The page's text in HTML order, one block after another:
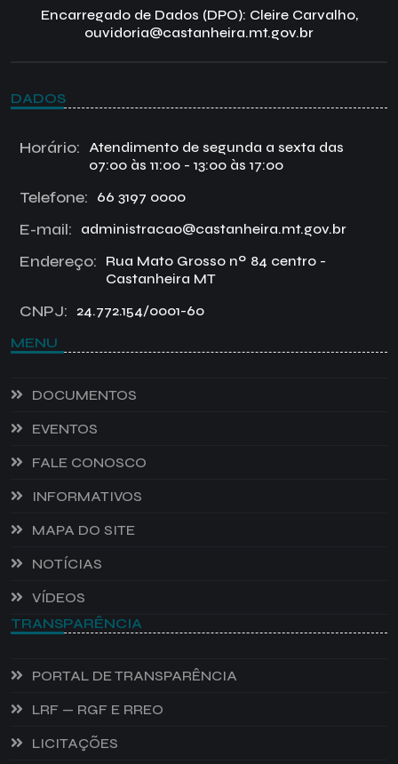
Encarregado de Dados (DPO): Cleire Carvalho,
ouvidoria@castanheira.mt.gov.br
DADOS
Horário:
Atendimento de segunda a sexta das
07:00 às 11:00 - 13:00 às 17:00
Telefone: 66 3197 0000
E-mail: administracao@castanheira.mt.gov.br
Endereço:
Rua Mato Grosso nº 84 centro -
Castanheira MT
CNPJ: 24.772.154/0001-60
MENU
DOCUMENTOS
EVENTOS
FALE CONOSCO
INFORMATIVOS
MAPA DO SITE
NOTÍCIAS
VÍDEOS
TRANSPARÊNCIA
PORTAL DE TRANSPARÊNCIA
LRF — RGF E RREO
LICITAÇÕES